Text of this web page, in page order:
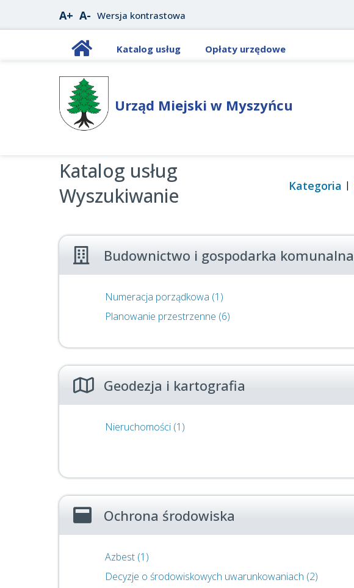
A+ A- Wersja kontrastowa
Katalog usług Opłaty urzędowe
Urząd Miejski w Myszyńcu
Katalog usług
Wyszukiwanie
Kategoria
Budownictwo i gospodarka komunalna
Numeracja porządkowa (1)
Planowanie przestrzenne (6)
Geodezja i kartografia
Nieruchomości (1)
Ochrona środowiska
Azbest (1)
Decyzje o środowiskowych uwarunkowaniach (2)